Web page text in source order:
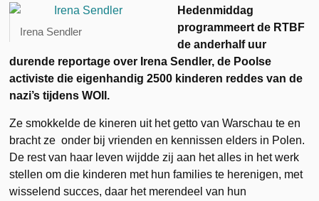
Irena Sendler
Hedenmiddag
programmeert de RTBF
de anderhalf uur
durende reportage over Irena Sendler, de Poolse
activiste die eigenhandig 2500 kinderen reddes van de
nazi’s tijdens WOII.
Ze smokkelde de kineren uit het getto van Warschau te en
bracht ze onder bij vrienden en kennissen elders in Polen.
De rest van haar leven wijdde zij aan het alles in het werk
stellen om die kinderen met hun families te herenigen, met
wisselend succes, daar het merendeel van hun